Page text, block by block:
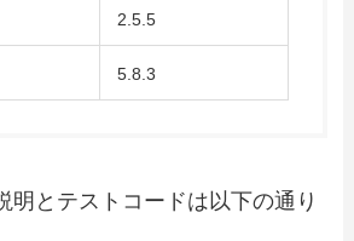
2.5.5
5.8.3
明とテストコードは以下の通り